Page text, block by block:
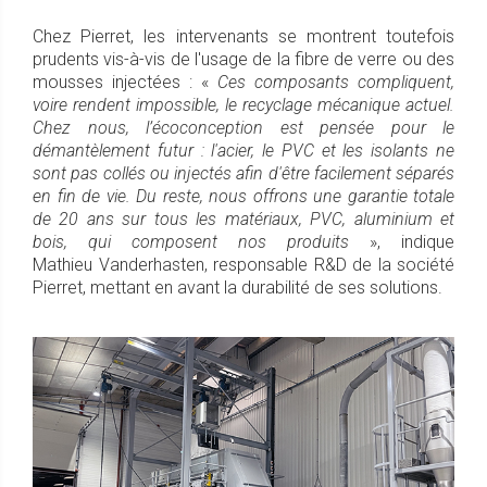
Chez Pierret, les intervenants se montrent toutefois
prudents vis-à-vis de l'usage de la fibre de verre ou des
mousses injectées : « Ces composants compliquent,
voire rendent impossible, le recyclage mécanique actuel.
Chez nous, l’écoconception est pensée pour le
démantèlement futur : l'acier, le PVC et les isolants ne
sont pas collés ou injectés afin d'être facilement séparés
en fin de vie. Du reste, nous offrons une garantie totale
de 20 ans sur tous les matériaux, PVC, aluminium et
bois, qui composent nos produits », indique
Mathieu Vanderhasten, responsable R&D de la société
Pierret, mettant en avant la durabilité de ses solutions.